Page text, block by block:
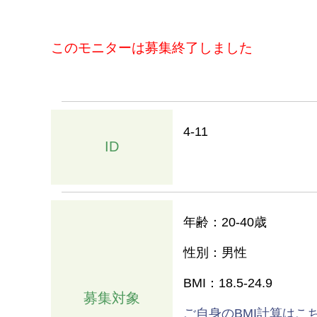
このモニターは募集終了しました
ID
4-11
募集対象
年齢：20-40歳
性別：男性
BMI：18.5-24.9
ご自身のBMI計算はこ